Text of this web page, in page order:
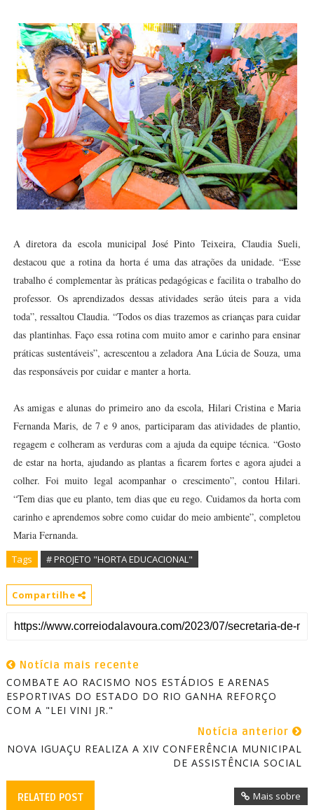
A diretora da escola municipal José Pinto Teixeira, Claudia Sueli,
destacou que a rotina da horta é uma das atrações da unidade. “Esse
trabalho é complementar às práticas pedagógicas e facilita o trabalho do
professor. Os aprendizados dessas atividades serão úteis para a vida
toda”, ressaltou Claudia. “Todos os dias trazemos as crianças para cuidar
das plantinhas. Faço essa rotina com muito amor e carinho para ensinar
práticas sustentáveis”, acrescentou a zeladora Ana Lúcia de Souza, uma
das responsáveis por cuidar e manter a horta.
As amigas e alunas do primeiro ano da escola, Hilari Cristina e Maria
Fernanda Maris, de 7 e 9 anos, participaram das atividades de plantio,
regagem e colheram as verduras com a ajuda da equipe técnica. “Gosto
de estar na horta, ajudando as plantas a ficarem fortes e agora ajudei a
colher. Foi muito legal acompanhar o crescimento”, contou Hilari.
“Tem dias que eu planto, tem dias que eu rego. Cuidamos da horta com
carinho e aprendemos sobre como cuidar do meio ambiente”, completou
Maria Fernanda.
Tags # PROJETO "HORTA EDUCACIONAL"
Compartilhe
Notícia mais recente
COMBATE AO RACISMO NOS ESTÁDIOS E ARENAS
ESPORTIVAS DO ESTADO DO RIO GANHA REFORÇO
COM A "LEI VINI JR."
Notícia anterior
NOVA IGUAÇU REALIZA A XIV CONFERÊNCIA MUNICIPAL
DE ASSISTÊNCIA SOCIAL
RELATED POST Mais sobre